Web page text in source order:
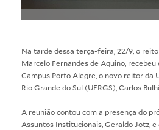
Na tarde dessa terça-feira, 22/9, o
Marcelo Fernandes de Aquino, recebeu
Campus Porto Alegre, o novo reitor da
Rio Grande do Sul (UFRGS), Carlos
A reunião contou com a presença do
Assuntos Institucionais, Geraldo Jotz,